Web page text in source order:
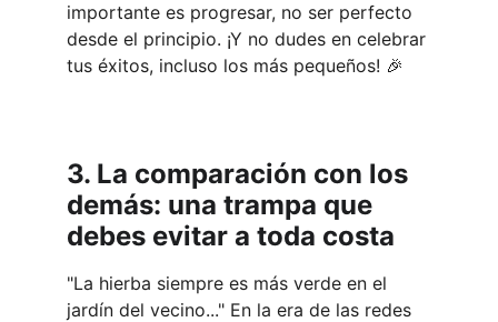
importante es progresar, no ser perfecto
desde el principio. ¡Y no dudes en celebrar
tus éxitos, incluso los más pequeños! 🎉
3. La comparación con los
demás: una trampa que
debes evitar a toda costa
"La hierba siempre es más verde en el
jardín del vecino..." En la era de las redes